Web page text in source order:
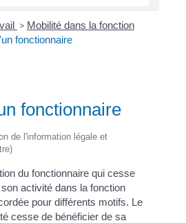
> Mobilité dans la fonction
fonctionnaire
fonctionnaire
de l'information légale et
du fonctionnaire qui cesse
activité dans la fonction
pour différents motifs. Le
cesse de bénéficier de sa